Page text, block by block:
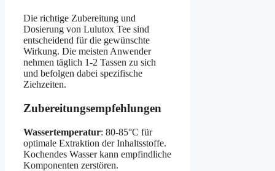
Die richtige Zubereitung und
Dosierung von Lulutox Tee sind
entscheidend für die gewünschte
Wirkung. Die meisten Anwender
nehmen täglich 1-2 Tassen zu sich
und befolgen dabei spezifische
Ziehzeiten.
Zubereitungsempfehlungen
Wassertemperatur: 80-85°C für
optimale Extraktion der Inhaltsstoffe.
Kochendes Wasser kann empfindliche
Komponenten zerstören.